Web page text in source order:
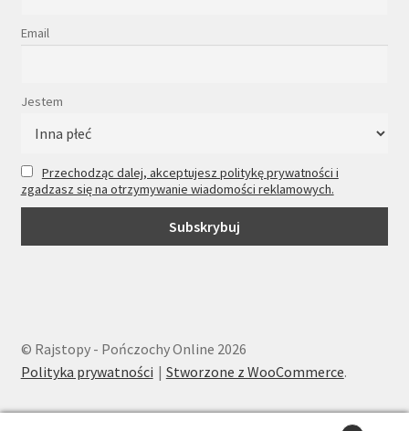
Email
Jestem
Przechodząc dalej, akceptujesz politykę prywatności i
zgadzasz się na otrzymywanie wiadomości reklamowych.
© Rajstopy - Pończochy Online 2026
Polityka prywatności
Stworzone z WooCommerce.